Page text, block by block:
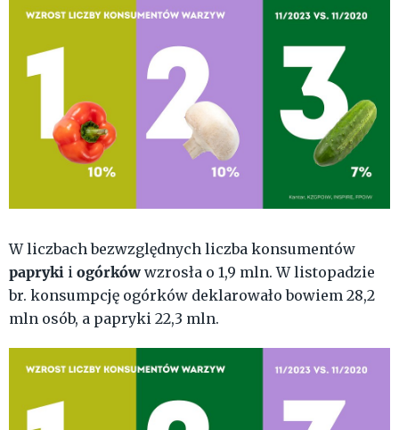
W liczbach bezwzględnych liczba konsumentów
papryki i ogórków wzrosła o 1,9 mln. W listopadzie
br. konsumpcję ogórków deklarowało bowiem 28,2
mln osób, a papryki 22,3 mln.